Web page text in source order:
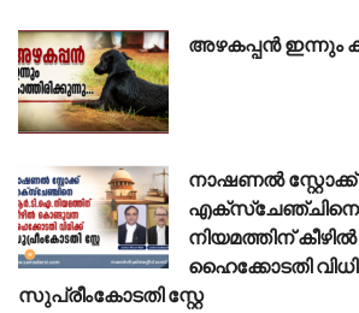
അഴകപ്പൻ ഇന്നും
നാഷണൽ സ്റ്റോക്ക്
നിയമത്തിന്
ഹൈക്കോടതി
സുപ്രീംകോടതി സ്റ്റേ